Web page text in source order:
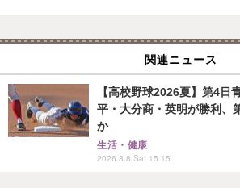
関連ニュース
【高校野球2026夏】第4日
平・大分商・英明が勝利、
か
生活・健康
2026.8.8 Sat 15:15